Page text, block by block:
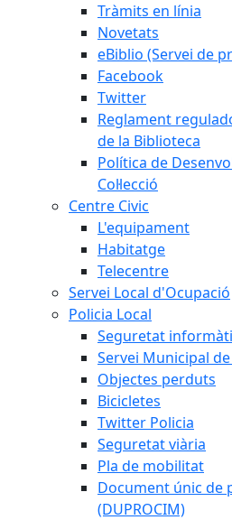
Tràmits en línia
Novetats
eBiblio (Servei de
Facebook
Twitter
Reglament
de la Biblioteca
Política de
Col·lecció
Centre Civic
L'equipament
Habitatge
Telecentre
Servei Local d'Ocupació
Policia Local
Seguretat
Servei Municipal
Objectes perduts
Bicicletes
Twitter Policia
Seguretat viària
Pla de mobilitat
Document únic de
(DUPROCIM)